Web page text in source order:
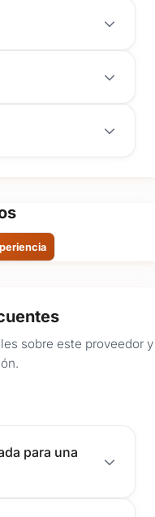
sobre este proveedor y
para una